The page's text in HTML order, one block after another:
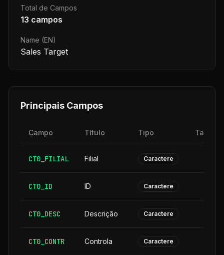
Total de Campos
13 campos
Name (EN)
Sales Target
Principais Campos
Campo Título Tipo
CT0_FILIAL Filial Caractere
CT0_ID ID Caractere
CT0_DESC Descrição Caractere
CT0_CONTR Controla Caractere